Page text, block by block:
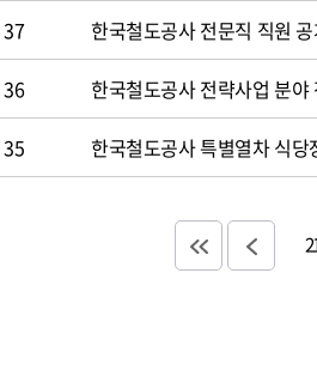
37 한국철도공사 전문직 직원
36 한국철도공사 전략사업 분
35 한국철도공사 특별열차 식